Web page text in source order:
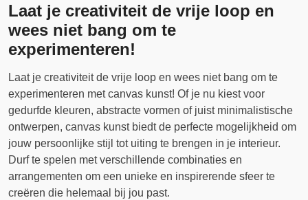
Laat je creativiteit de vrije loop en
wees niet bang om te
experimenteren!
Laat je creativiteit de vrije loop en wees niet bang om te
experimenteren met canvas kunst! Of je nu kiest voor
gedurfde kleuren, abstracte vormen of juist minimalistische
ontwerpen, canvas kunst biedt de perfecte mogelijkheid om
jouw persoonlijke stijl tot uiting te brengen in je interieur.
Durf te spelen met verschillende combinaties en
arrangementen om een unieke en inspirerende sfeer te
creëren die helemaal bij jou past.